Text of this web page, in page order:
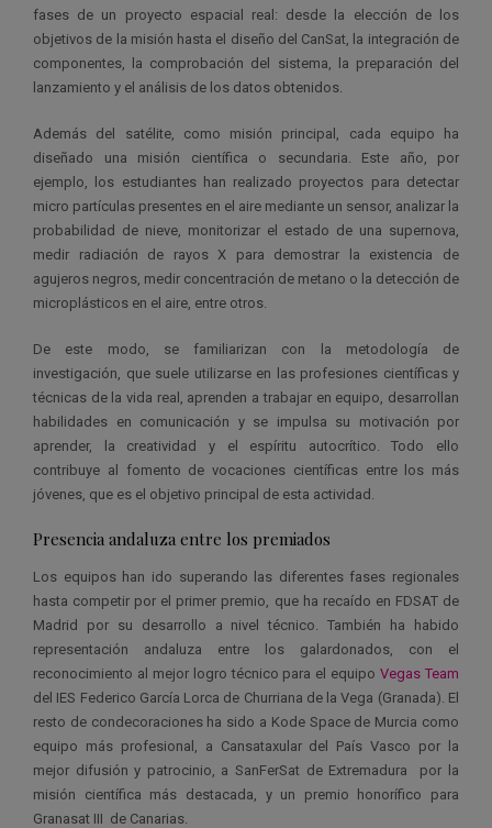
fases de un proyecto espacial real: desde la elección de los
objetivos de la misión hasta el diseño del CanSat, la integración de
componentes, la comprobación del sistema, la preparación del
lanzamiento y el análisis de los datos obtenidos.
Además del satélite, como misión principal, cada equipo ha
diseñado una misión científica o secundaria. Este año, por
ejemplo, los estudiantes han realizado proyectos para detectar
micro partículas presentes en el aire mediante un sensor, analizar la
probabilidad de nieve, monitorizar el estado de una supernova,
medir radiación de rayos X para demostrar la existencia de
agujeros negros, medir concentración de metano o la detección de
microplásticos en el aire, entre otros.
De este modo, se familiarizan con la metodología de
investigación, que suele utilizarse en las profesiones científicas y
técnicas de la vida real, aprenden a trabajar en equipo, desarrollan
habilidades en comunicación y se impulsa su motivación por
aprender, la creatividad y el espíritu autocrítico. Todo ello
contribuye al fomento de vocaciones científicas entre los más
jóvenes, que es el objetivo principal de esta actividad.
Presencia andaluza entre los premiados
Los equipos han ido superando las diferentes fases regionales
hasta competir por el primer premio, que ha recaído en FDSAT de
Madrid por su desarrollo a nivel técnico. También ha habido
representación andaluza entre los galardonados, con el
reconocimiento al mejor logro técnico para el equipoVegas Team
del IES Federico García Lorca de Churriana de la Vega (Granada). El
resto de condecoraciones ha sido a Kode Space de Murcia como
equipo más profesional, a Cansataxular del País Vasco por la
mejor difusión y patrocinio, a SanFerSat de Extremadura por la
misión científica más destacada, y un premio honorífico para
Granasat III de Canarias.